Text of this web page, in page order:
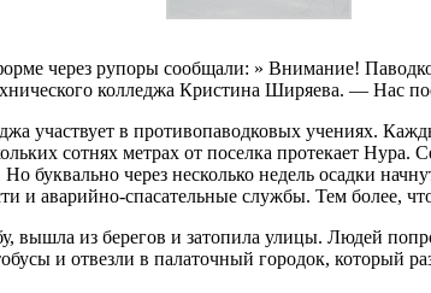
через рупоры сообщали: » Внимание!
колледжа Кристина Ширяева. — Нас
участвует в противопаводковых учениях.
сотнях метрах от поселка протекает
буквально через несколько недель осадки
и аварийно-спасательные службы. Тем более,
из берегов и затопила улицы. Людей
и отвезли в палаточный городок, который